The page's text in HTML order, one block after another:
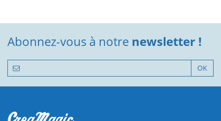
Abonnez-vous à notre newsletter !
OK